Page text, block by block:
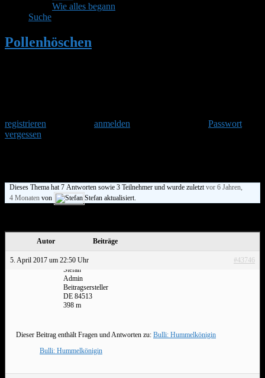
Wie alles begann
Suche
Pollenhöschen
registrieren
anmelden
Passwort
vergessen
Dieses Thema hat 7 Antworten sowie 3 Teilnehmer und wurde zuletztvor 6 Jahren,
4 Monaten von Stefan aktualisiert.
Autor Beiträge
5. April 2017 um 22:50 Uhr
#43746
Stefan
Admin
Beitragsersteller
DE 84513
398 m
Dieser Beitrag enthält Fragen und Antworten zu: Bulli: Hummelkönigin
Bulli: Hummelkönigin